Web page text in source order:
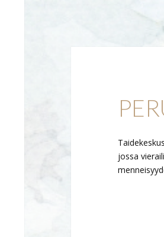
jossa